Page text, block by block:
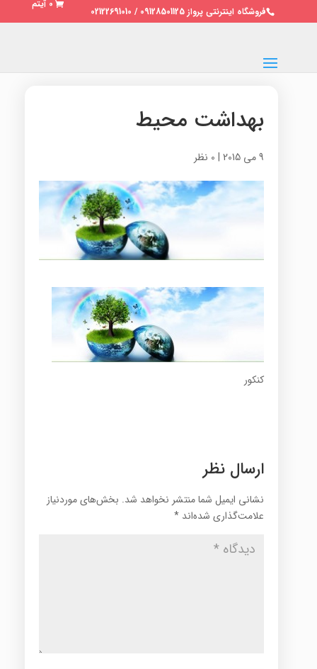
فروشگاه اینترنتی پرواز 09128501125 / 02122691010
0 آیتم
بهداشت محیط
9 می 2015 | 0 نظر
کنکور
ارسال نظر
نشانی ایمیل شما منتشر نخواهد شد. بخش‌های موردنیاز
علامت‌گذاری شده‌اند *